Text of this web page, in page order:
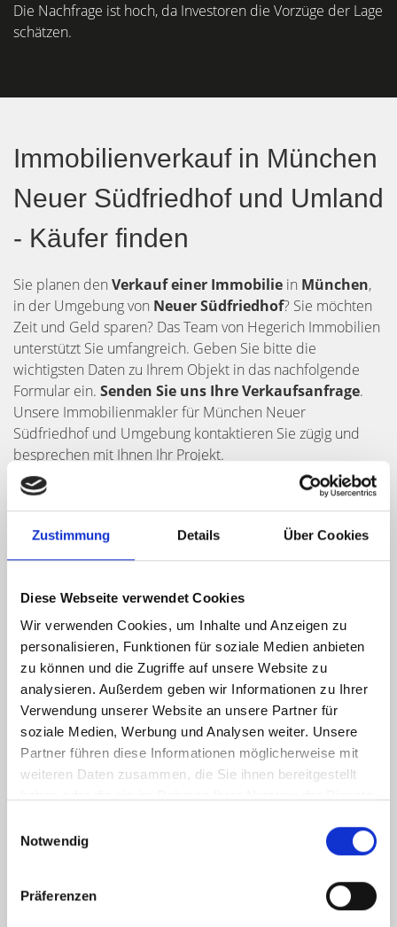
Zustimmung Details Über Cookies
Diese Webseite verwendet Cookies
Wir verwenden Cookies, um Inhalte und Anzeigen zu
personalisieren, Funktionen für soziale Medien anbieten
zu können und die Zugriffe auf unsere Website zu
analysieren. Außerdem geben wir Informationen zu Ihrer
Verwendung unserer Website an unsere Partner für
soziale Medien, Werbung und Analysen weiter. Unsere
Partner führen diese Informationen möglicherweise mit
weiteren Daten zusammen, die Sie ihnen bereitgestellt
Notwendig
Präferenzen
Die Nachfrage ist hoch, da Investoren die Vorzüge der Lage
schätzen.
Immobilienverkauf in München
Neuer Südfriedhof und Umland
- Käufer finden
Sie planen den Verkauf einer Immobilie in München,
in der Umgebung von Neuer Südfriedhof? Sie möchten
Zeit und Geld sparen? Das Team von Hegerich Immobilien
unterstützt Sie umfangreich. Geben Sie bitte die
wichtigsten Daten zu Ihrem Objekt in das nachfolgende
Formular ein. Senden Sie uns Ihre Verkaufsanfrage.
Unsere Immobilienmakler für München Neuer
Südfriedhof und Umgebung kontaktieren Sie zügig und
besprechen mit Ihnen Ihr Projekt.